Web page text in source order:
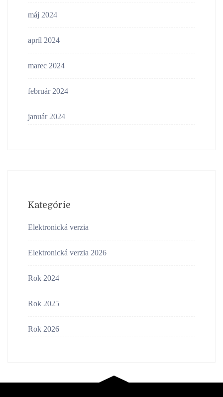
máj 2024
apríl 2024
marec 2024
február 2024
január 2024
Kategórie
Elektronická verzia
Elektronická verzia 2026
Rok 2024
Rok 2025
Rok 2026